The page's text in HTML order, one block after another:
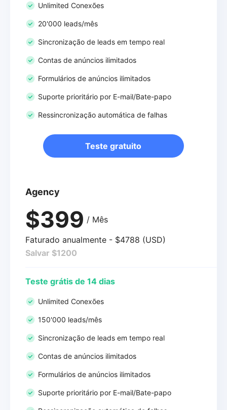
Unlimited Conexões
20'000 leads/mês
Sincronização de leads em tempo real
Contas de anúncios ilimitados
Formulários de anúncios ilimitados
Suporte prioritário por E-mail/Bate-papo
Ressincronização automática de falhas
Teste gratuito
Agency
$399 / Mês
Faturado anualmente - $4788 (USD)
Salvar $1200
Teste grátis de 14 dias
Unlimited Conexões
150'000 leads/mês
Sincronização de leads em tempo real
Contas de anúncios ilimitados
Formulários de anúncios ilimitados
Suporte prioritário por E-mail/Bate-papo